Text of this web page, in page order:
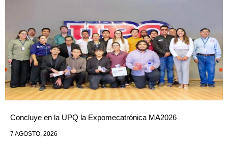
Concluye en la UPQ la Expomecatrónica MA2026
7 AGOSTO, 2026